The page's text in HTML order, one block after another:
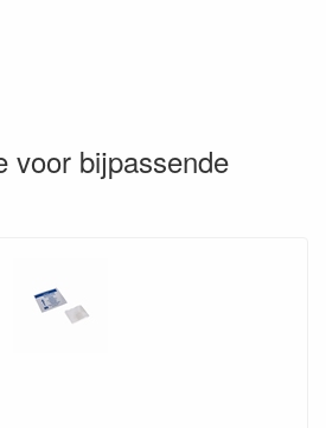
voor bijpassende